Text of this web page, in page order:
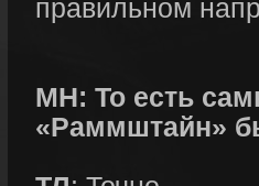
правильном
МН: То есть
«Раммштайн»